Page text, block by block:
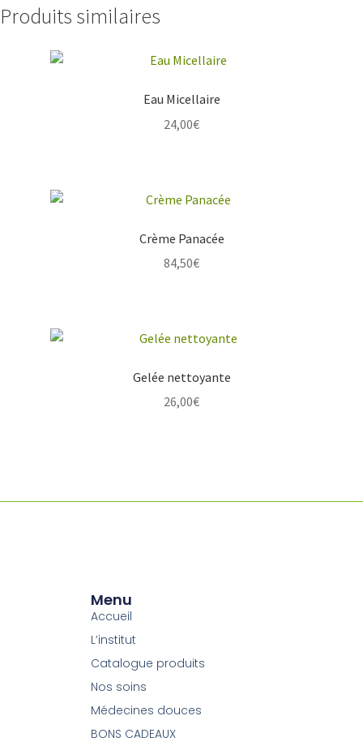
Produits similaires
Eau Micellaire
24,00€
Crème Panacée
84,50€
Gelée nettoyante
26,00€
Menu
Accueil
L’institut
Catalogue produits
Nos soins
Médecines douces
BONS CADEAUX